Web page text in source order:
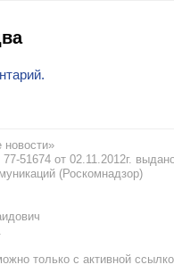
новости»
51674 от 02.11.2012г.
(Роскомнадзор)
только с активной